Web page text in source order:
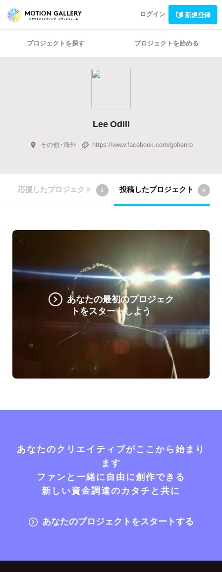
ログイン 新規登録
プロジェクトを探す プロジェクトを始める
Lee Odili
その他・海外 https://www.facebook.com/gohenro
応援したプロジェクト 1 投稿したプロジェクト 0
あなたの最初のプロジェク
トをスタートしよう
あなたのクリエイティブがここから始まり
ます
ファンと一緒に自由に創作できる
新しい資金調達のカタチと共に
あなたのプロジェクトをスタートする